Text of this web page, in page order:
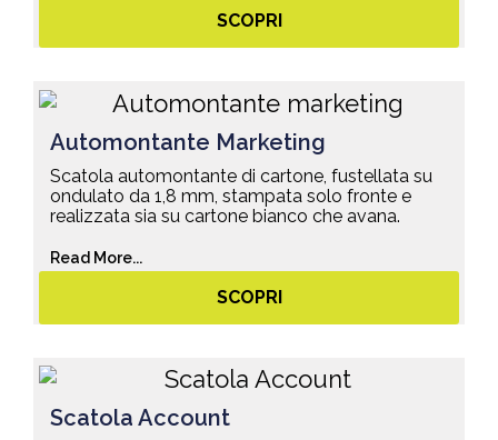
SCOPRI
Automontante Marketing
Scatola automontante di cartone, fustellata su
ondulato da 1,8 mm, stampata solo fronte e
realizzata sia su cartone bianco che avana.
Read More...
SCOPRI
Scatola Account